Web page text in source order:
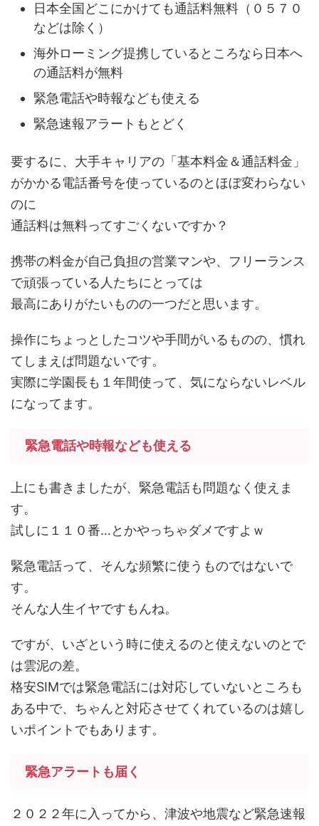
日本全国どこにかけても通話料無料（０５７０
などは除く）
海外ローミング提携しているところなら日本へ
の通話料が無料
緊急電話や時報なども使える
緊急速報アラートもとどく
要するに、大手キャリアの「基本料金＆通話料金」
がかかる電話番号を使っているのとほぼ変わらない
のに
通話料は無料ってすごくないですか？
携帯の料金が自己負担の営業マンや、フリーランス
で頑張っている人たちにとっては
最高にありがたいものの一つだと思います。
操作にちょっとしたコツや手間がいるものの、慣れ
てしまえば問題ないです。
実際に学園長も１年間使って、気にならないレベル
になってます。
緊急電話や時報なども使える
上にも書きましたが、緊急電話も問題なく使えま
す。
試しに１１０番…とかやっちゃダメですよｗ
緊急電話って、そんな頻繁に使うものではないで
す。
そんな人生イヤですもんね。
ですが、いざという時に使えるのと使えないのとで
は雲泥の差。
格安SIMでは緊急電話には対応していないところも
ある中で、ちゃんと対応させてくれているのは嬉し
いポイントでもあります。
緊急アラートも届く
２０２２年に入ってから、津波や地震など緊急速報